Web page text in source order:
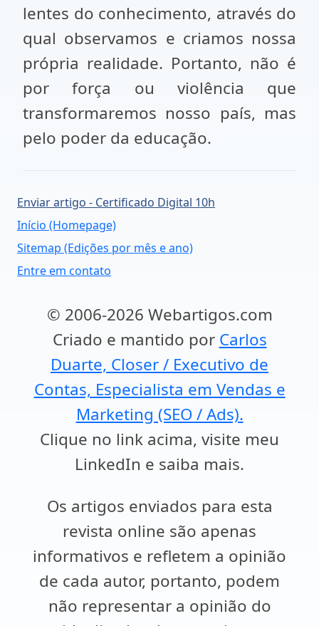
lentes do conhecimento, através do
qual observamos e criamos nossa
própria realidade. Portanto, não é
por força ou violência que
transformaremos nosso país, mas
pelo poder da educação.
Enviar artigo - Certificado Digital 10h
Início (Homepage)
Sitemap (Edições por mês e ano)
Entre em contato
© 2006-2026 Webartigos.com
Criado e mantido por Carlos
Duarte, Closer / Executivo de
Contas, Especialista em Vendas e
Marketing (SEO / Ads).
Clique no link acima, visite meu
LinkedIn e saiba mais.
Os artigos enviados para esta
revista online são apenas
informativos e refletem a opinião
de cada autor, portanto, podem
não representar a opinião do